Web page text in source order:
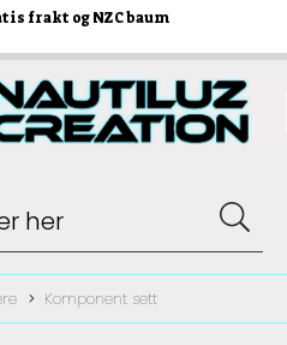
frakt og NZC baum
Komponent sett